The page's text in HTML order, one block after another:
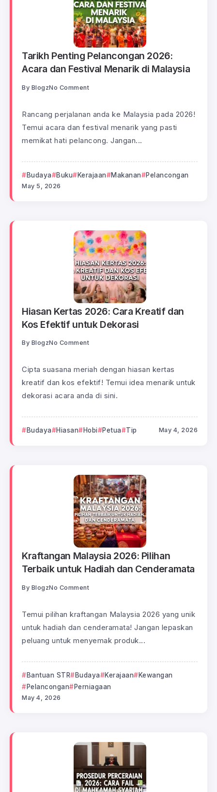
Tarikh Penting Pelancongan 2026:
Acara dan Festival Menarik di Malaysia
By BlogzNo Comment
Rancang perjalanan anda ke Malaysia pada 2026!
Temui acara dan festival menarik yang pasti
memikat hati pelancong. Jangan...
Budaya Buku Kerajaan Makanan Pelancongan
May 5, 2026
Hiasan Kertas 2026: Cara Kreatif dan
Kos Efektif untuk Dekorasi
By BlogzNo Comment
Cipta suasana meriah dengan hiasan kertas
kreatif dan kos efektif! Temui idea menarik untuk
dekorasi acara anda di sini.
Budaya Hiasan Hobi Petua Tip May 4, 2026
Kraftangan Malaysia 2026: Pilihan
Terbaik untuk Hadiah dan Cenderamata
By BlogzNo Comment
Temui pilihan kraftangan Malaysia 2026 yang unik
untuk hadiah dan cenderamata! Jangan lepaskan
peluang untuk menyemak produk...
Bantuan STR Budaya Kerajaan
Kewangan
Pelancongan
Perniagaan
May 4, 2026